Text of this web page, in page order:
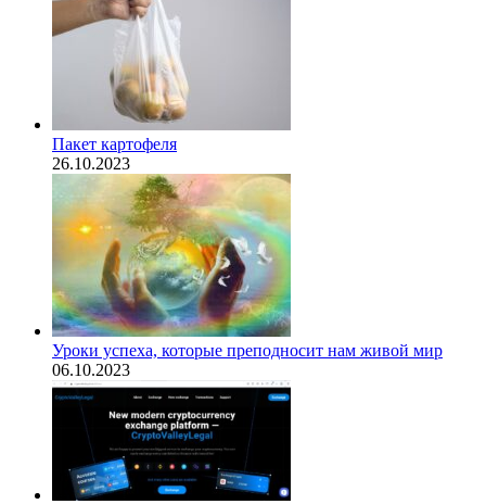
Пакет картофеля
26.10.2023
​Уроки успеха, которые преподносит нам живой мир
06.10.2023